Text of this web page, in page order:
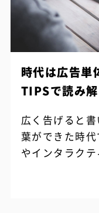
時代は広告単
TIPSで読み
広く告げると
葉ができた時
やインタラク